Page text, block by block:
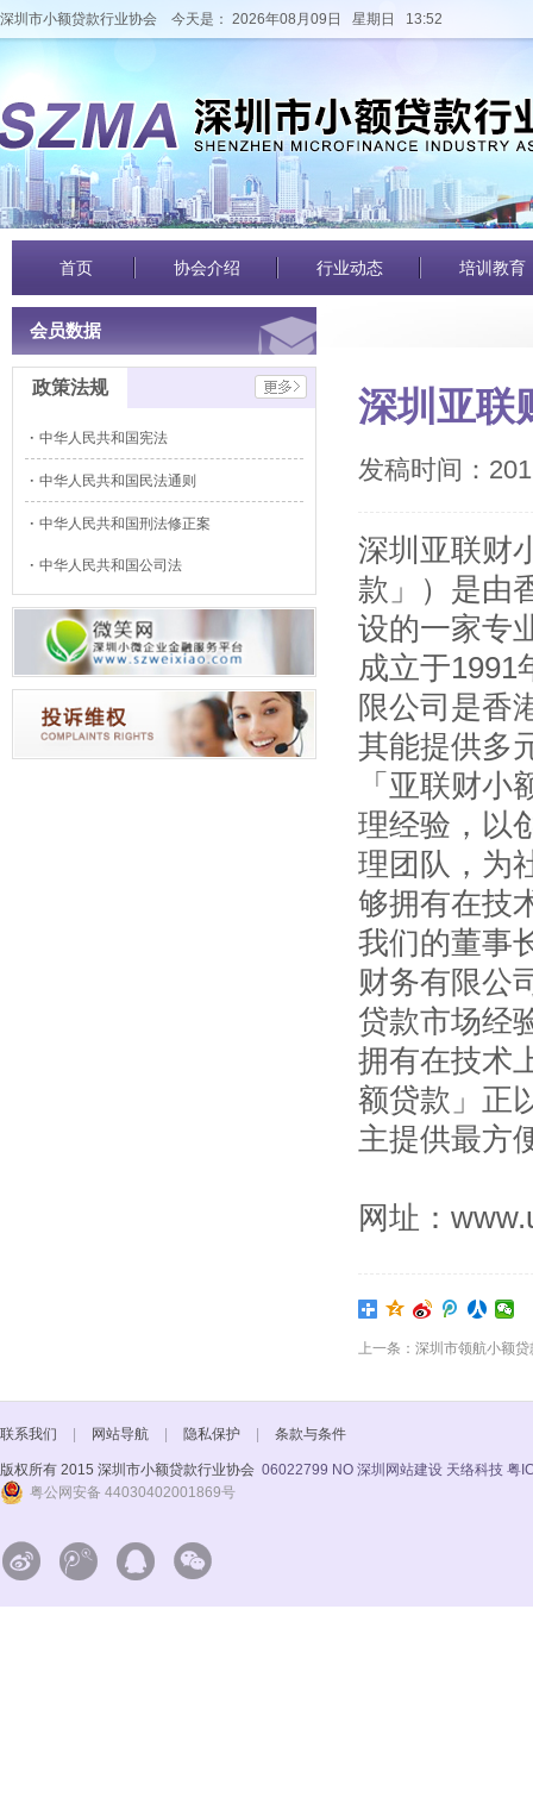
深圳市小额贷款行业协会 今天是： 2026年08月09日 星期日 13:52
首页 协会介绍 行业动态 培训教育
会员数据
政策法规
中华人民共和国宪法
中华人民共和国民法通则
中华人民共和国刑法修正案
中华人民共和国公司法
深圳亚联
发稿时间：
深圳亚联财
款」）是由
设的一家专
成立于1991
限公司是香
其能提供多
「亚联财
理经验，以
理团队，为
够拥有在技
我们的董事
财务有限公
贷款市场经
拥有在技术
额贷款」正
主提供最方
网址：
上一条：深圳市领航小额
联系我们 网站导航 隐私保护 条款与条件
版权所有 2015 深圳市小额贷款行业协会 06022799 NO 深圳网站建设 天络科技 粤
粤公网安备 44030402001869号
   